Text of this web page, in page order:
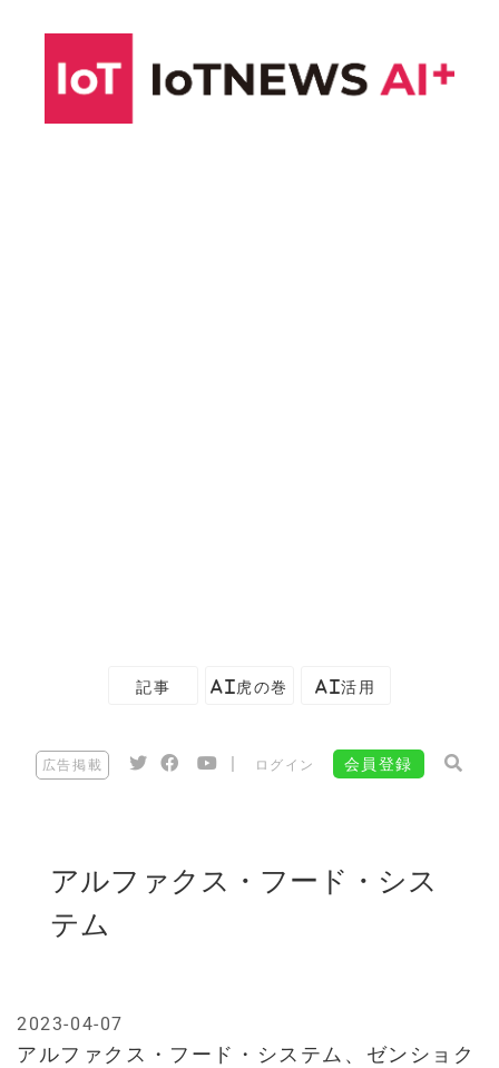
記事 AI虎の巻 AI活用
広告掲載 ログイン 会員登録
アルファクス・フード・シス
テム
アルファクス・フード・システム、ゼンショク
2023-04-07